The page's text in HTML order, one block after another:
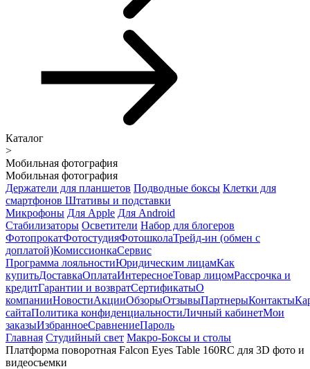
Каталог
>
Мобильная фотография
Мобильная фотография
Держатели для планшетов Подводные боксы Клетки для
смартфонов Штативы и подставки
Микрофоны Для Apple Для Android
Стабилизаторы Осветители Набор для блогеров
ФотопрокатФотостудияФотошколаТрейд-ин (обмен с
доплатой)КомиссионкаСервис
Программа лояльностиЮридическим лицамКак
купитьДоставкаОплатаИнтересноеТовар лицомРассрочка и
кредитГарантии и возвратСертификатыО
компанииНовостиАкцииОбзорыОтзывыПартнерыКонтакты
сайтаПолитика конфиденциальностиЛичный кабинетМои
заказыИзбранноеСравнениеПароль
Главная Студийный свет Макро-Боксы и столы
Платформа поворотная Falcon Eyes Table 160RC для 3D фото и
видеосъемки